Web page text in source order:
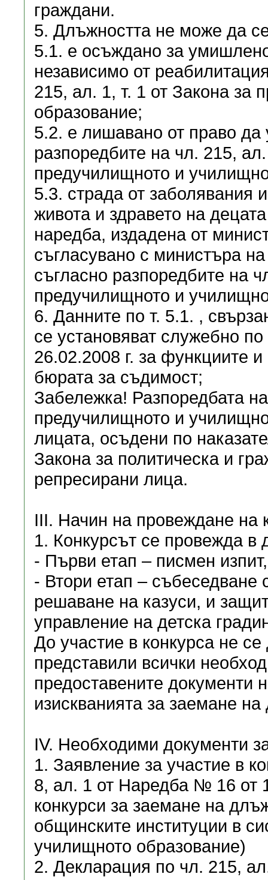
граждани.
5. Длъжността не може да
5.1. е осъждано за
независимо от
215, ал. 1, т. 1 от Закона за
образование;
5.2. е лишавано от право
разпоредбите на чл. 215,
предучилищното и
5.3. страда от заболявания
живота и здравето на
наредба, издадена от
съгласувано с министъра
съгласно разпоредбите на
предучилищното и
6. Данните по т. 5.1. ,
се установяват служебно
26.02.2008 г. за функциите
бюрата за съдимост;
Забележка! Разпоредбата
предучилищното и
лицата, осъдени по
Закона за политическа и
репресирани лица.
III. Начин на провеждане на
1. Конкурсът се провежда в
- Първи етап – писмен
- Втори етап – събеседване
решаване на казуси, и
управление на детска
До участие в конкурса не
представили всички
предоставените документи
изискванията за заемане
IV. Необходими документи
1. Заявление за участие в
8, ал. 1 от Наредба № 16 от
конкурси за заемане на
общинските институции в
училищното образование)
2. Декларация по чл. 215,